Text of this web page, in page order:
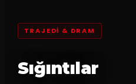
TRAJEDI & DRAM
Sığıntılar